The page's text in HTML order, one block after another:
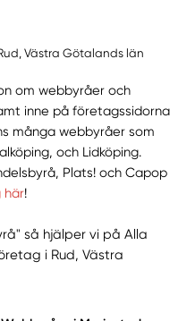
Västra Götalands län
om webbyråer och
inne på företagssidorna
många webbyråer som
och Lidköping.
Plats! och Capop
här!
så hjälper vi på Alla
i Rud, Västra